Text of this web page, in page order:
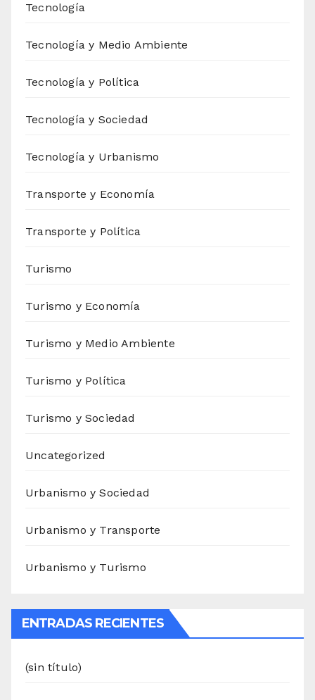
Tecnología
Tecnología y Medio Ambiente
Tecnología y Política
Tecnología y Sociedad
Tecnología y Urbanismo
Transporte y Economía
Transporte y Política
Turismo
Turismo y Economía
Turismo y Medio Ambiente
Turismo y Política
Turismo y Sociedad
Uncategorized
Urbanismo y Sociedad
Urbanismo y Transporte
Urbanismo y Turismo
ENTRADAS RECIENTES
(sin título)